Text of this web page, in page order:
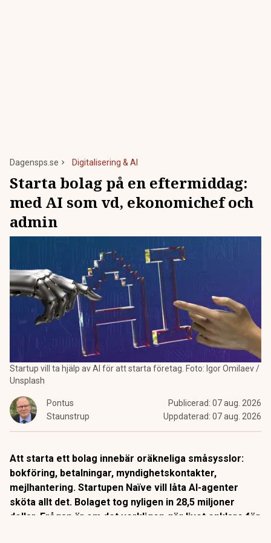
Dagensps.se Digitalisering & AI
Starta bolag på en eftermiddag:
med AI som vd, ekonomichef och
admin
Startup vill ta hjälp av AI för att starta företag. Foto: Igor Omilaev /
Unsplash
Pontus
Staunstrup
Publicerad: 07 aug. 2026
Uppdaterad: 07 aug. 2026
Att starta ett bolag innebär oräkneliga småsysslor:
bokföring, betalningar, myndighetskontakter,
mejlhantering. Startupen Naïve vill låta AI-agenter
sköta allt det. Bolaget tog nyligen in 28,5 miljoner
dollar. Frågan är om det verkligen gör livet enklare för